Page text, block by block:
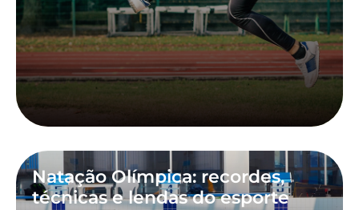
Natação Olímpica: recordes,
técnicas e lendas do esporte